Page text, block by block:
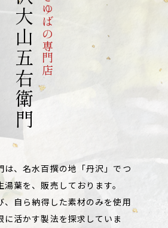
丹沢大山五右衛門
は、名水百撰の地「丹沢」でつ
葉を、販売しております。
、自ら納得した素材のみを使用
に活かす製法を探求していま